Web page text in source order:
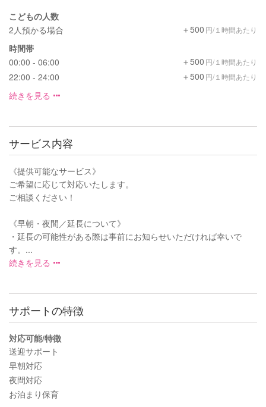
こどもの人数
2人預かる場合
＋500 円/１時間あたり
時間帯
00:00 - 06:00
＋500 円/１時間あたり
22:00 - 24:00 ＋500 円/１時間あたり
続きを見る
サービス内容
《提供可能なサービス》
ご希望に応じて対応いたします。
ご相談ください！
《早朝・夜間／延長について》
・延長の可能性がある際は事前にお知らせいただければ幸いで
す。...
続きを見る
サポートの特徴
対応可能/特徴
送迎サポート
早朝対応
夜間対応
お泊まり保育